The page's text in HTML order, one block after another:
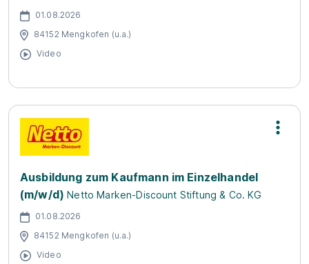
01.08.2026
84152 Mengkofen (u.a.)
Video
Ausbildung zum Kaufmann im Einzelhandel
(m/w/d) Netto Marken-Discount Stiftung & Co. KG
01.08.2026
84152 Mengkofen (u.a.)
Video